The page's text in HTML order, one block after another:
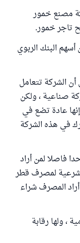
مصنع خمور
تاجر خمور.
البنك الربوي
الشركة تتعامل
صناعية ، ولكن
عادة تضع في
في هذه الشركة
فاصلا لمن أراد
لمصرف قطر
المصرف شراء
، ولها رقابة